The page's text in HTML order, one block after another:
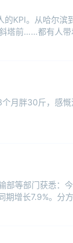
KPI。从哈尔滨
塔前……都有人带
月胖30斤，感
等部门获悉：
增长7.9%。分